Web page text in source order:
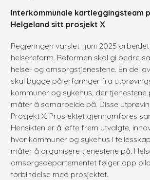
Interkommunale kartleggingsteam
Helgeland sitt prosjekt X
Regjeringen varslet i juni 2025
helsereform. Reformen skal gi bedre
helse- og omsorgstjenestene. En del
skal bygge på erfaringer fra
kommuner og sykehus, der tjenestene
måter å samarbeide på. Disse
Prosjekt X. Prosjektet gjennomføres
Hensikten er å løfte frem utvalgte,
hvor kommuner og sykehus i
måter å organisere tjenestene på.
omsorgsdepartementet følger opp
forbindelse med prosjektet.